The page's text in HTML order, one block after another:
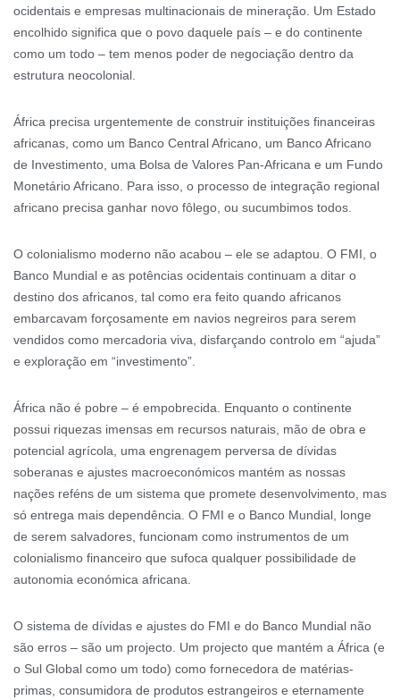
ocidentais e empresas multinacionais de mineração. Um Estado
encolhido significa que o povo daquele país – e do continente
como um todo – tem menos poder de negociação dentro da
estrutura neocolonial.
África precisa urgentemente de construir instituições financeiras
africanas, como um Banco Central Africano, um Banco Africano
de Investimento, uma Bolsa de Valores Pan-Africana e um Fundo
Monetário Africano. Para isso, o processo de integração regional
africano precisa ganhar novo fôlego, ou sucumbimos todos.
O colonialismo moderno não acabou – ele se adaptou. O FMI, o
Banco Mundial e as potências ocidentais continuam a ditar o
destino dos africanos, tal como era feito quando africanos
embarcavam forçosamente em navios negreiros para serem
vendidos como mercadoria viva, disfarçando controlo em “ajuda”
e exploração em “investimento”.
África não é pobre – é empobrecida. Enquanto o continente
possui riquezas imensas em recursos naturais, mão de obra e
potencial agrícola, uma engrenagem perversa de dívidas
soberanas e ajustes macroeconómicos mantém as nossas
nações reféns de um sistema que promete desenvolvimento, mas
só entrega mais dependência. O FMI e o Banco Mundial, longe
de serem salvadores, funcionam como instrumentos de um
colonialismo financeiro que sufoca qualquer possibilidade de
autonomia económica africana.
O sistema de dívidas e ajustes do FMI e do Banco Mundial não
são erros – são um projecto. Um projecto que mantém a África (e
o Sul Global como um todo) como fornecedora de matérias-
primas, consumidora de produtos estrangeiros e eternamente